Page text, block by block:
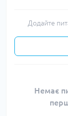
Додайте
Немає